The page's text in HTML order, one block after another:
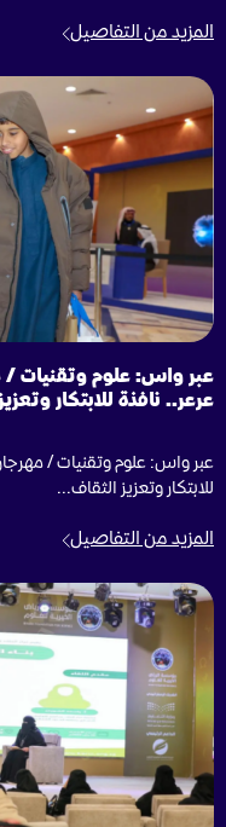
المزيد من التفاصيل
عبر واس: علوم وتقنيات /
عرعر.. نافذة للابتكار
عبر واس: علوم وتقنيات /
للابتكار وتعزيز الثقاف...
المزيد من التفاصيل